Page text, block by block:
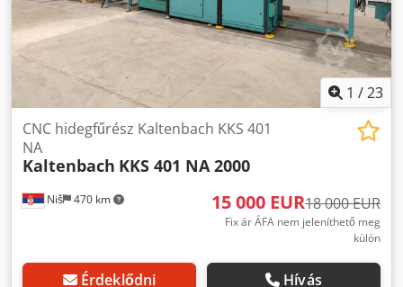
1 /23
Niš 470 km
CNC hidegfűrész Kaltenbach KKS 401
NA
Kaltenbach KKS 401 NA 2000
15 000 EUR18 000 EUR
Fix ár ÁFA nem jeleníthető meg
külön
Érdeklődni Hívás